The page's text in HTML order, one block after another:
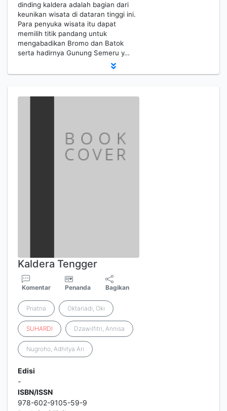
dinding kaldera adalah bagian dari
keunikan wisata di dataran tinggi ini.
Para penyuka wisata itu dapat
memilih titik pandang untuk
mengabadikan Bromo dan Batok
serta hadirnya Gunung Semeru y…
Kaldera Tengger
Komentar Penanda Bagikan
Priatna Oktariadi, Oki
SUHARDI Dzawilfitri, Annisa
Nugroho, Adhitya Ari
Edisi
-
ISBN/ISSN
978-602-9105-59-9